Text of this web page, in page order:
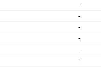
-
-
-
-
-
-